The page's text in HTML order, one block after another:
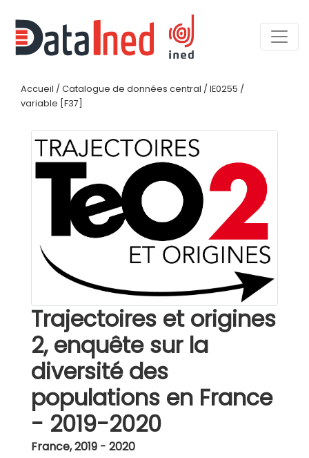
Accueil / Catalogue de données central / IE0255 /
variable [F37]
Trajectoires et origines
2, enquête sur la
diversité des
populations en France
- 2019-2020
France,2019 - 2020